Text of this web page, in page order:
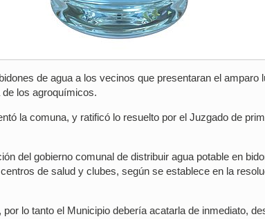
de agua a los vecinos que presentaran el amparo
los agroquímicos.
la comuna, y ratificó lo resuelto por el Juzgado de
del gobierno comunal de distribuir agua potable en
de salud y clubes, según se establece en la
lo tanto el Municipio debería acatarla de inmediato,